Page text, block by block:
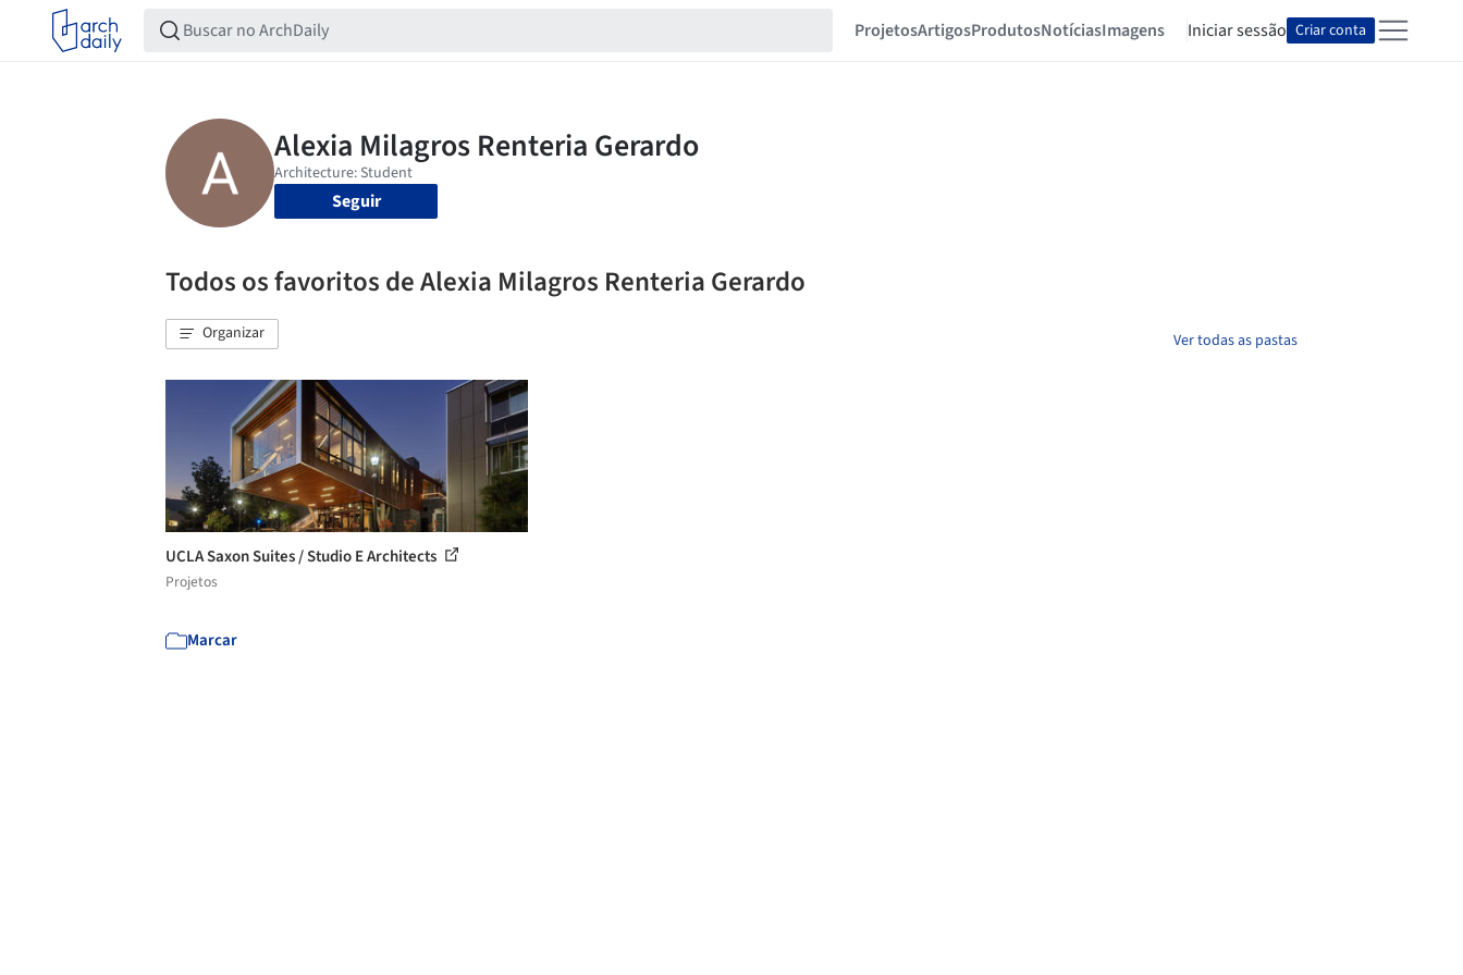
ProjetosArtigosProdutosNotíciasImagens Iniciar sessão Criar conta
Seguir
Todos os favoritos de Alexia Milagros Renteria Gerardo
Organizar Ver todas as pastas
UCLA Saxon Suites / Studio E Architects
Projetos
Marcar